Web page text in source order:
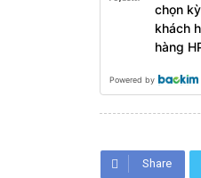
chọn
khách
hàng
Powered by
Share